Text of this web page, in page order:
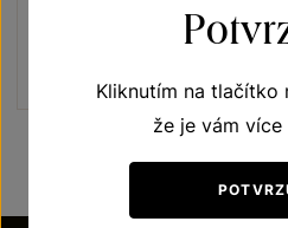
výběr z hroznů 2021
220 Kč
Kliknutím na tlačítko
že je vám více